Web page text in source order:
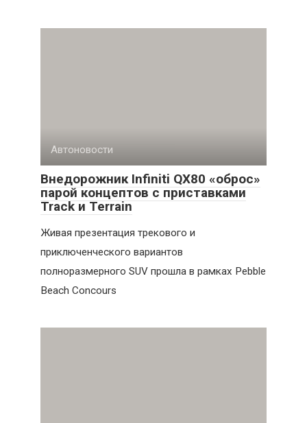
Автоновости
Внедорожник Infiniti QX80 «оброс»
парой концептов с приставками
Track и Terrain
Живая презентация трекового и
приключенческого вариантов
полноразмерного SUV прошла в рамках Pebble
Beach Concours